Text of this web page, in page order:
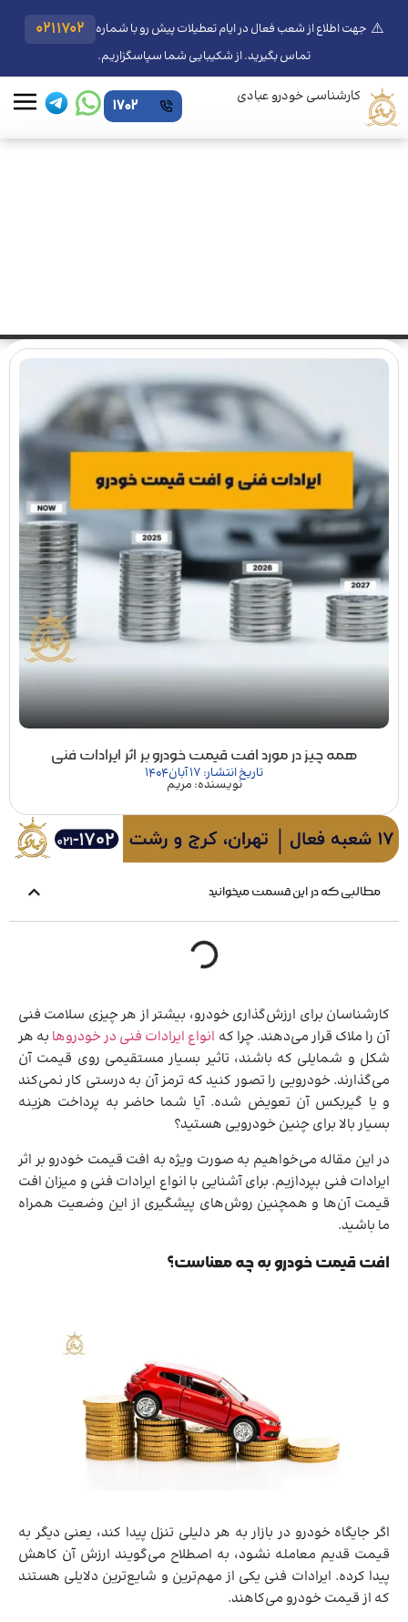
⚠️ جهت اطلاع از شعب فعال در ایام تعطیلات پیش رو با شماره 0211702
تماس بگیرید. از شکیبایی شما سپاسگزاریم.
کارشناسی خودرو عبادی 1702
همه چیز در مورد افت قیمت خودرو بر اثر ایرادات فنی
تاریخ انتشار: 17 آبان 1404
نویسنده: مریم
مطالبی که در این قسمت میخوانید
کارشناسان برای ارزش‌گذاری خودرو، بیشتر از هر چیزی سلامت فنی
آن را ملاک قرار می‌دهند. چرا که انواع ایرادات فنی در خودروها به هر
شکل و شمایلی که باشند، تاثیر بسیار مستقیمی روی قیمت آن
می‌گذارند. خودرویی را تصور کنید که ترمز آن به درستی کار نمی‌کند
و یا گیربکس آن تعویض شده. آیا شما حاضر به پرداخت هزینه
بسیار بالا برای چنین خودرویی هستید؟
در این مقاله می‌خواهیم به صورت ویژه به افت قیمت خودرو بر اثر
ایرادات فنی بپردازیم. برای آشنایی با انواع ایرادات فنی و میزان افت
قیمت آن‌ها و همچنین روش‌های پیشگیری از این وضعیت همراه
ما باشید.
افت قیمت خودرو به چه معناست؟
اگر جایگاه خودرو در بازار به هر دلیلی تنزل پیدا کند، یعنی دیگر به
قیمت قدیم معامله نشود، به اصطلاح می‌گویند ارزش آن کاهش
پیدا کرده. ایرادات فنی یکی از مهم‌ترین و شایع‌ترین دلایلی هستند
که از قیمت خودرو می‌کاهند.